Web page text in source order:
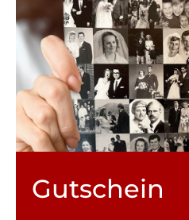
Gutschein